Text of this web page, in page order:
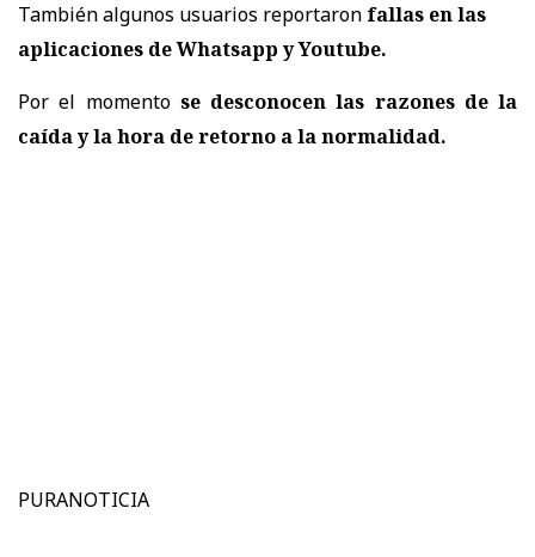
También algunos usuarios reportaron fallas en las
aplicaciones de Whatsapp y Youtube.
Por el momento se desconocen las razones de la
caída y la hora de retorno a la normalidad.
PURANOTICIA